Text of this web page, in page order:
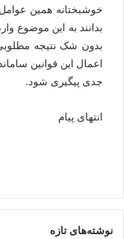
خوشبختانه همین
بدانند به این موضوع
بدون شک نتیجه
اعمال این قوانین
جدی پیگیری شود.
انتهای پیام
نوشته‌های تازه